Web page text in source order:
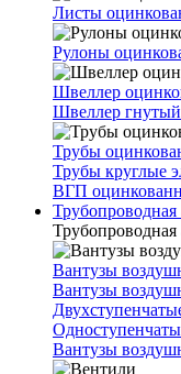
Листы
Рулоны
Швеллер
Швеллер
Трубы
Трубы круглые
ВГП
Трубопроводная
Трубопроводная
Вантузы
Вантузы
Вантузы